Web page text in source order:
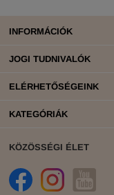
INFORMÁCIÓK
JOGI TUDNIVALÓK
ELÉRHETŐSÉGEINK
KATEGÓRIÁK
KÖZÖSSÉGI ÉLET